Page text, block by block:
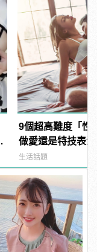
9個超高難度「性
做愛還是特技表
樣變型男
生活話題